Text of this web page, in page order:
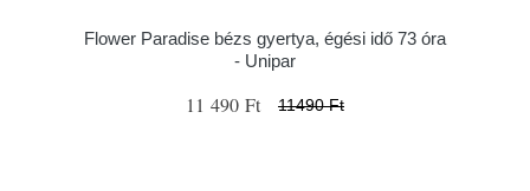
Flower Paradise bézs gyertya, égési idő 73 óra
- Unipar
11 490 Ft 11490 Ft